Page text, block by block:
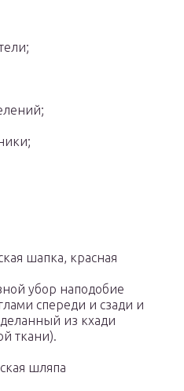
шапка, красная
убор наподобие
спереди и сзади и
из кхади
ткани).
шляпа